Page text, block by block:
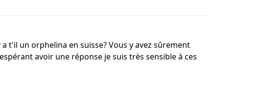
t'il un orphelina en suisse? Vous y avez sûrement
avoir une réponse je suis très sensible à ces